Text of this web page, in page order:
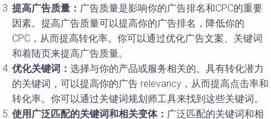
提高广告质量： 广告质量是影响你的广告排名和CPC的重要
因素。提高广告质量可以提高你的广告排名，降低你的
CPC，从而提高转化率。你可以通过优化广告文案、关键词
和着陆页来提高广告质量。
优化关键词： 选择与你的产品或服务相关的、具有转化潜力
的关键词，可以提高你的广告 relevancy，从而提高点击率和
转化率。你可以通过关键词规划师工具来找到这些关键词。
使用广泛匹配的关键词和相关变体： 广泛匹配的关键词和相